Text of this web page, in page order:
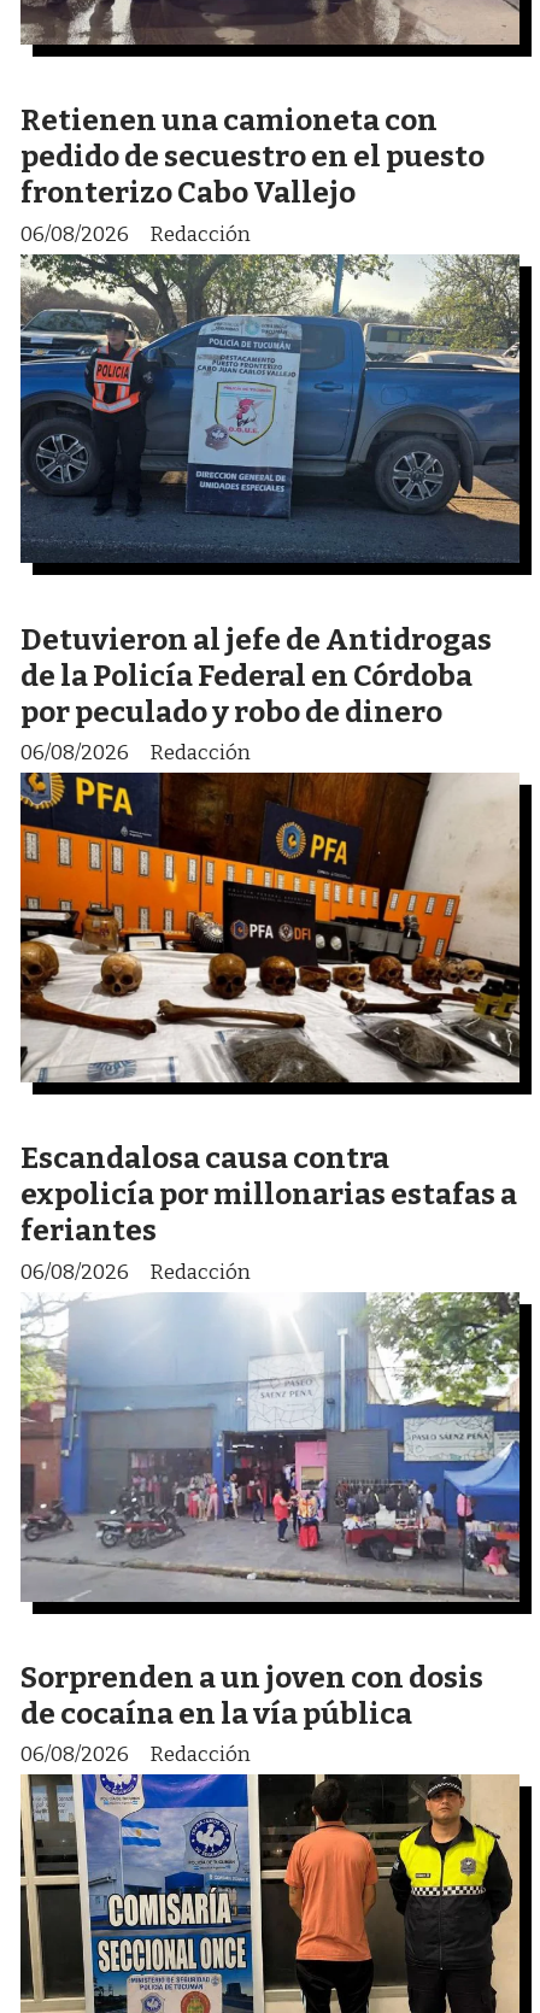
Retienen una camioneta con
pedido de secuestro en el puesto
fronterizo Cabo Vallejo
Redacción
06/08/2026
Detuvieron al jefe de Antidrogas
de la Policía Federal en Córdoba
por peculado y robo de dinero
Redacción
06/08/2026
Escandalosa causa contra
expolicía por millonarias estafas a
feriantes
Redacción
06/08/2026
Sorprenden a un joven con dosis
de cocaína en la vía pública
Redacción
06/08/2026